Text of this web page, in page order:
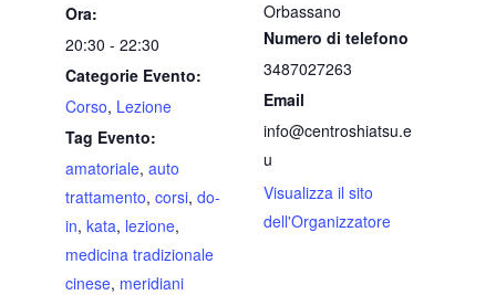
Ora:
20:30 - 22:30
Categorie Evento:
Corso, Lezione
Tag Evento:
amatoriale, auto
trattamento, corsi, do-
in, kata, lezione,
medicina tradizionale
cinese, meridiani
Orbassano
Numero di telefono
3487027263
Email
info@centroshiatsu.e
u
Visualizza il sito
dell'Organizzatore